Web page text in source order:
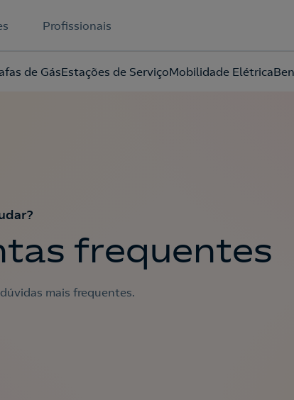
Profissionais
de GásEstações de ServiçoMobilidade Elétrica
Acepto la política de protección de
frequentes
mais frequentes.